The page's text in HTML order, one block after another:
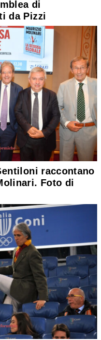
di
da Pizzi
raccontano
Foto di